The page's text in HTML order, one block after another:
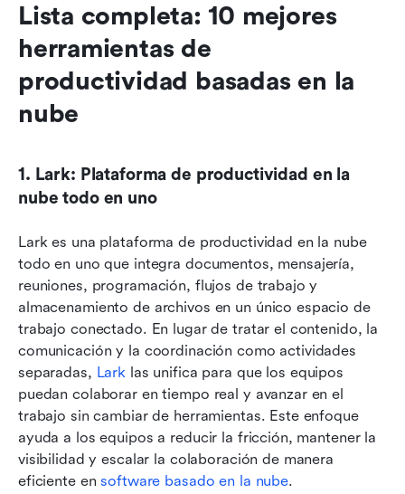
Lista completa: 10 mejores
herramientas de
productividad basadas en la
nube
1. Lark: Plataforma de productividad en la
nube todo en uno
Lark es una plataforma de productividad en la nube
todo en uno que integra documentos, mensajería,
reuniones, programación, flujos de trabajo y
almacenamiento de archivos en un único espacio de
trabajo conectado. En lugar de tratar el contenido, la
comunicación y la coordinación como actividades
separadas, Lark las unifica para que los equipos
puedan colaborar en tiempo real y avanzar en el
trabajo sin cambiar de herramientas. Este enfoque
ayuda a los equipos a reducir la fricción, mantener la
visibilidad y escalar la colaboración de manera
eficiente en software basado en la nube.